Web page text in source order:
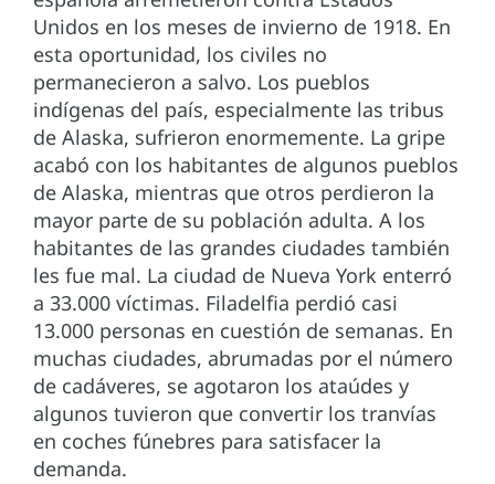
Unidos en los meses de invierno de 1918. En
esta oportunidad, los civiles no
permanecieron a salvo. Los pueblos
indígenas del país, especialmente las tribus
de Alaska, sufrieron enormemente. La gripe
acabó con los habitantes de algunos pueblos
de Alaska, mientras que otros perdieron la
mayor parte de su población adulta. A los
habitantes de las grandes ciudades también
les fue mal. La ciudad de Nueva York enterró
a 33.000 víctimas. Filadelfia perdió casi
13.000 personas en cuestión de semanas. En
muchas ciudades, abrumadas por el número
de cadáveres, se agotaron los ataúdes y
algunos tuvieron que convertir los tranvías
en coches fúnebres para satisfacer la
demanda.